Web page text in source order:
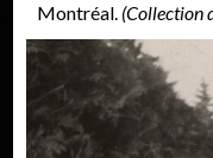
Montréal. (Collection